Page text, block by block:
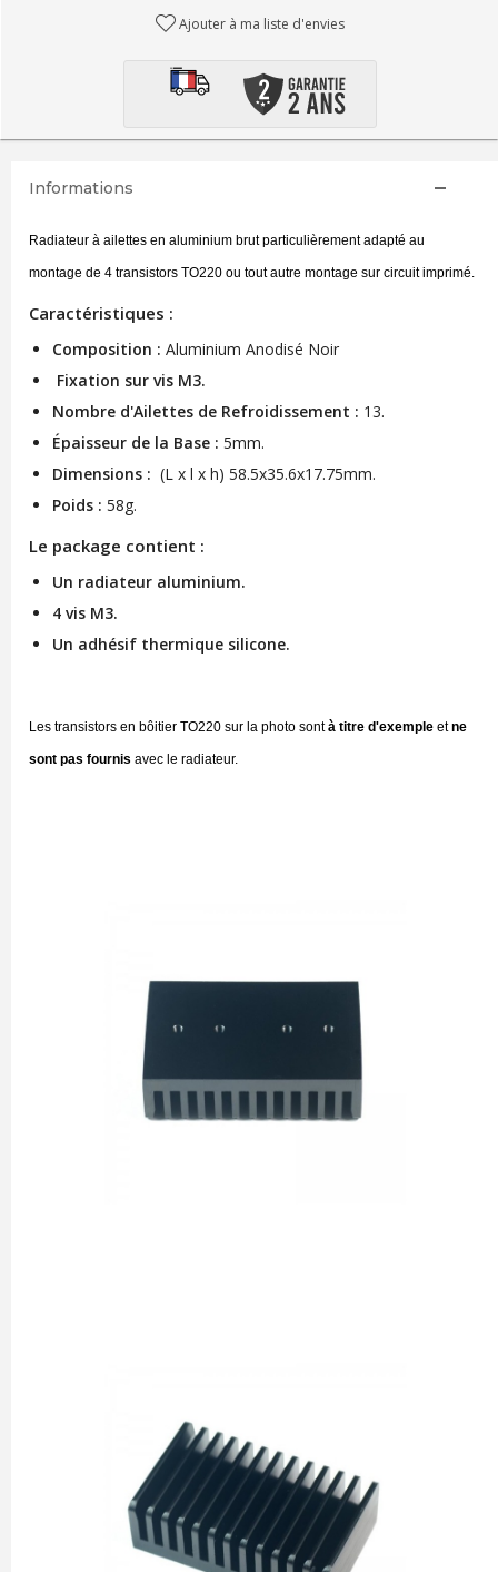
Ajouter à ma liste d'envies
Informations
Radiateur à ailettes en aluminium brut particulièrement adapté au
montage de 4 transistors TO220 ou tout autre montage sur circuit imprimé.
Caractéristiques :
Composition : Aluminium Anodisé Noir
Fixation sur vis M3.
Nombre d'Ailettes de Refroidissement : 13.
Épaisseur de la Base : 5mm.
Dimensions : (L x l x h) 58.5x35.6x17.75mm.
Poids : 58g.
Le package contient :
Un radiateur aluminium.
4 vis M3.
Un adhésif thermique silicone.
Les transistors en bôitier TO220 sur la photo sontà titre d'exempleetne
sont pas fournis avec le radiateur.